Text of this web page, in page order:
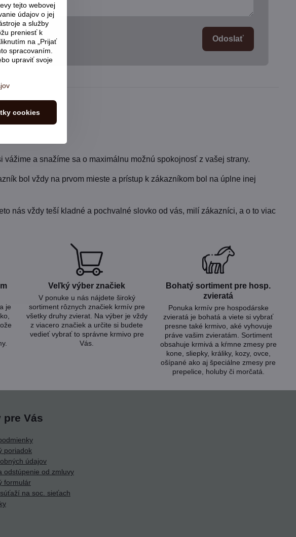
Odoslať
a snažíme sa o maximálnu možnú spokojnosť z vašej strany.
bol vždy na prvom mieste a prístup k zákazníkom bol na úplne inej
nás vždy teší kladné a pochvalné slovko od vás, milí zákazníci, a o to viac
je
Veľký výber značiek
V ponuke u nás nájdete široký
sortiment rôznych značiek krmív pre
všetky druhy zvierat. Na výber je vždy
z viacero značiek a určite si budete
vedieť vybrať to správne krmivo pre
Vás.
Bohatý sortiment pre hosp​.
zvieratá
Ponuka krmív pre hospodárske
zvieratá je bohatá a viete si vybrať
presne také krmivo, aké vyhovuje
práve vašim zvieratám. Sortiment
obsahuje krmivá a kŕmne zmesy pre
kone, sliepky, králiky, kozy, ovce,
ošípané ako aj špeciálne zmesy pre
prepelice, holuby či morčatá.
pre Vás
poriadok
údajov
odstúpenie od zmluvy
formulár
na soc. sieťach
tejto webovej
údajov o jej
a služby
preniesť k
na „Prijať
spracovaním.
upraviť svoje
cookies